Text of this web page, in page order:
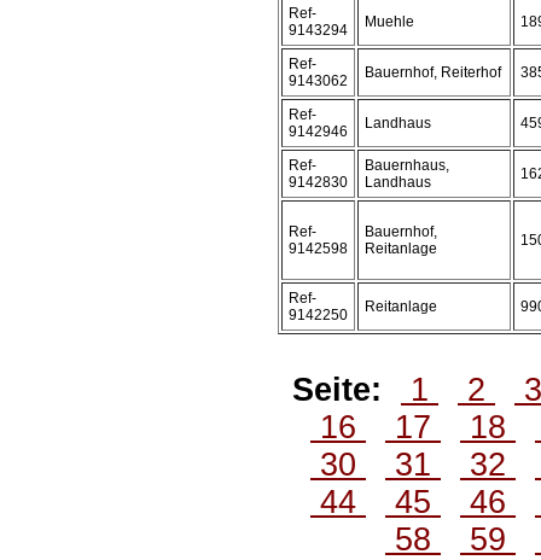
Ref-
9143294
Muehle
Ref-
9143062
Bauernhof, Reiterhof
Ref-
9142946
Landhaus
Ref-
9142830
Bauernhaus,
Landhaus
Ref-
9142598
Bauernhof,
Reitanlage
Ref-
9142250
Reitanlage
Seite: 1 2
16
17 18
30
31 32
44
45 46
58
59